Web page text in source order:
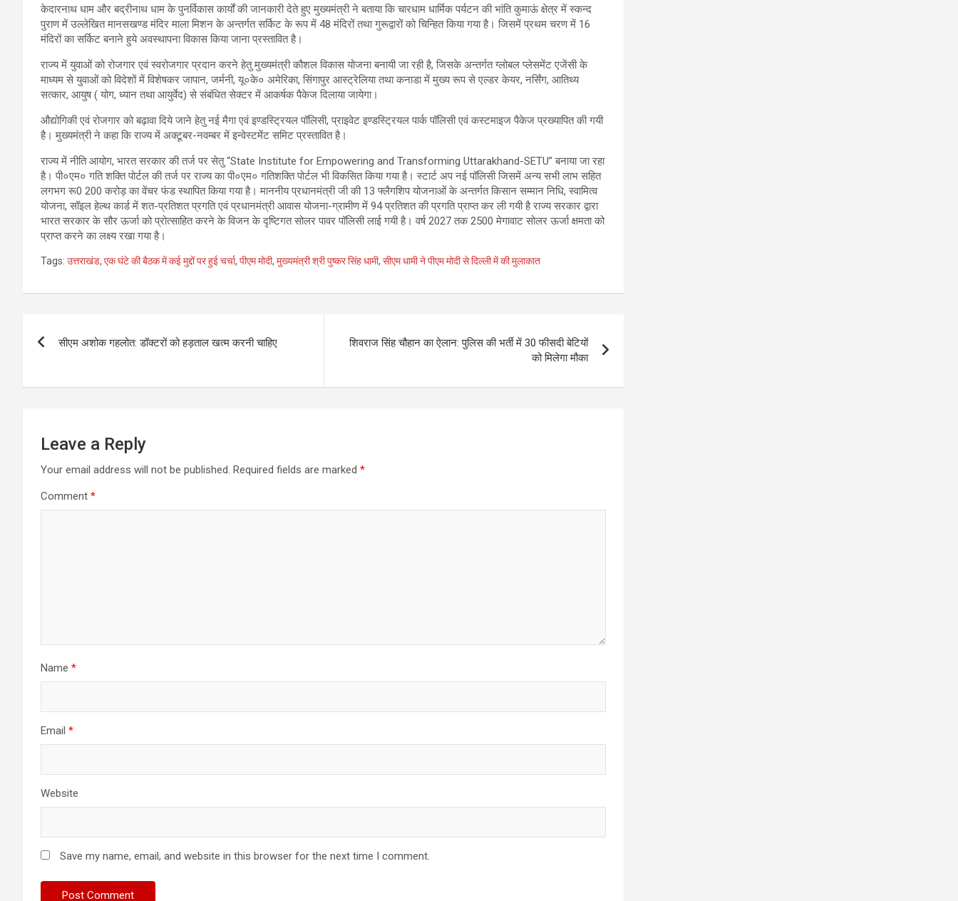
केदारनाथ धाम और बद्रीनाथ धाम के पुनर्विकास कार्यों की जानकारी देते हुए मुख्यमंत्री ने बताया कि चारधाम धार्मिक पर्यटन की भांति कुमाऊं क्षेत्र में स्कन्द
पुराण में उल्लेखित मानसखण्ड मंदिर माला मिशन के अन्तर्गत सर्किट के रूप में 48 मंदिरों तथा गुरूद्वारों को चिन्हित किया गया है। जिसमें प्रथम चरण में 16
मंदिरों का सर्किट बनाने हुये अवस्थापना विकास किया जाना प्रस्तावित है।
राज्य में युवाओं को रोजगार एवं स्वरोजगार प्रदान करने हेतु मुख्यमंत्री कौशल विकास योजना बनायी जा रही है, जिसके अन्तर्गत ग्लोबल प्लेसमेंट एजेंसी के
माध्यम से युवाओं को विदेशों में विशेषकर जापान, जर्मनी, यू०के० अमेरिका, सिंगापुर आस्ट्रेलिया तथा कनाडा में मुख्य रूप से एल्डर केयर, नर्सिंग, आतिथ्य
सत्कार, आयुष ( योग, ध्यान तथा आयुर्वेद) से संबंधित सेक्टर में आकर्षक पैकेज दिलाया जायेगा।
औद्योगिकी एवं रोजगार को बढ़ावा दिये जाने हेतु नई मैगा एवं इण्डस्ट्रियल पॉलिसी, प्राइवेट इण्डस्ट्रियल पार्क पॉलिसी एवं कस्टमाइज पैकेज प्रख्यापित की गयी
है। मुख्यमंत्री ने कहा कि राज्य में अक्टूबर-नवम्बर में इन्वेस्टमेंट समिट प्रस्तावित है।
राज्य में नीति आयोग, भारत सरकार की तर्ज पर सेतु “State Institute for Empowering and Transforming Uttarakhand-SETU” बनाया जा रहा
है। पी०एम० गति शक्ति पोर्टल की तर्ज पर राज्य का पी०एम० गतिशक्ति पोर्टल भी विकसित किया गया है। स्टार्ट अप नई पॉलिसी जिसमें अन्य सभी लाभ सहित
लगभग रू0 200 करोड़ का वेंचर फंड स्थापित किया गया है। माननीय प्रधानमंत्री जी की 13 फ्लैगशिप योजनाओं के अन्तर्गत किसान सम्मान निधि, स्वामित्व
योजना, सॉइल हेल्थ कार्ड में शत-प्रतिशत प्रगति एवं प्रधानमंत्री आवास योजना-ग्रामीण में 94 प्रतिशत की प्रगति प्राप्त कर ली गयी है राज्य सरकार द्वारा
भारत सरकार के सौर ऊर्जा को प्रोत्साहित करने के विजन के दृष्टिगत सोलर पावर पॉलिसी लाई गयी है। वर्ष 2027 तक 2500 मेगावाट सोलर ऊर्जा क्षमता को
प्राप्त करने का लक्ष्य रखा गया है।
Tags: उत्तराखंड, एक घंटे की बैठक में कई मुद्दों पर हुई चर्चा, पीएम मोदी, मुख्यमंत्री श्री पुष्कर सिंह धामी, सीएम धामी ने पीएम मोदी से दिल्ली में की मुलाकात
navigation
सीएम अशोक गहलोत: डॉक्टरों को हड़ताल खत्म करनी चाहिए
शिवराज सिंह चौहान का ऐलान: पुलिस की भर्ती में 30 फीसदी बेटियों
को मिलेगा मौका
Leave a Reply
Your email address will not be published. Required fields are marked *
Comment *
Name *
Email *
Website
Save my name, email, and website in this browser for the next time I comment.